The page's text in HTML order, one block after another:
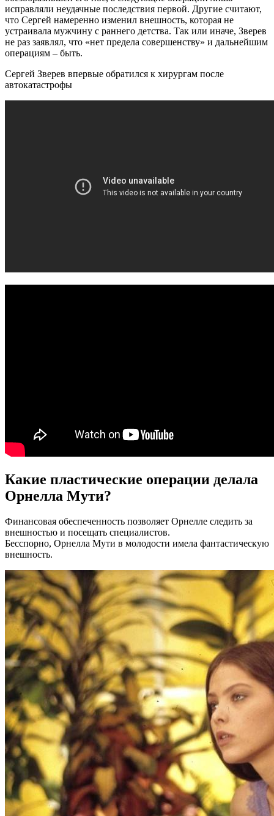
исправляли неудачные последствия первой. Другие считают,
что Сергей намеренно изменил внешность, которая не
устраивала мужчину с раннего детства. Так или иначе, Зверев
не раз заявлял, что «нет предела совершенству» и дальнейшим
операциям – быть.
Сергей Зверев впервые обратился к хирургам после
автокатастрофы
Какие пластические операции делала
Орнелла Мути?
Финансовая обеспеченность позволяет Орнелле следить за
внешностью и посещать специалистов.
Бесспорно, Орнелла Мути в молодости имела фантастическую
внешность.